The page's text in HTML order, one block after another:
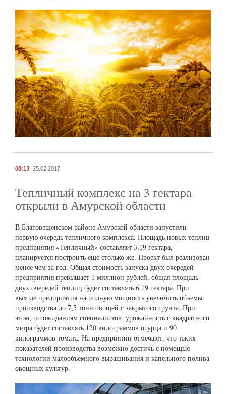
08:13 25.02.2017
Тепличный комплекс на 3 гектара
открыли в Амурской области
В Благовещенском районе Амурской области запустили
первую очередь тепличного комплекса. Площадь новых теплиц
предприятия «Тепличный» составляет 3,19 гектара,
планируется построить еще столько же. Проект был реализован
менее чем за год. Общая стоимость запуска двух очередей
предприятия превышает 1 миллион рублей, общая площадь
двух очередей теплиц будет составлять 6,19 гектара. При
выходе предприятия на полную мощность увеличить объемы
производства до 7,5 тонн овощей с закрытого грунта. При
этом, по ожиданиям специалистов, урожайность с квадратного
метра будет составлять 120 килограммов огурца и 90
килограммов томата. На предприятии отмечают, что таких
показателей производства возможно достичь с помощью
технологии малообъемного выращивания и капельного полива
овощных культур.